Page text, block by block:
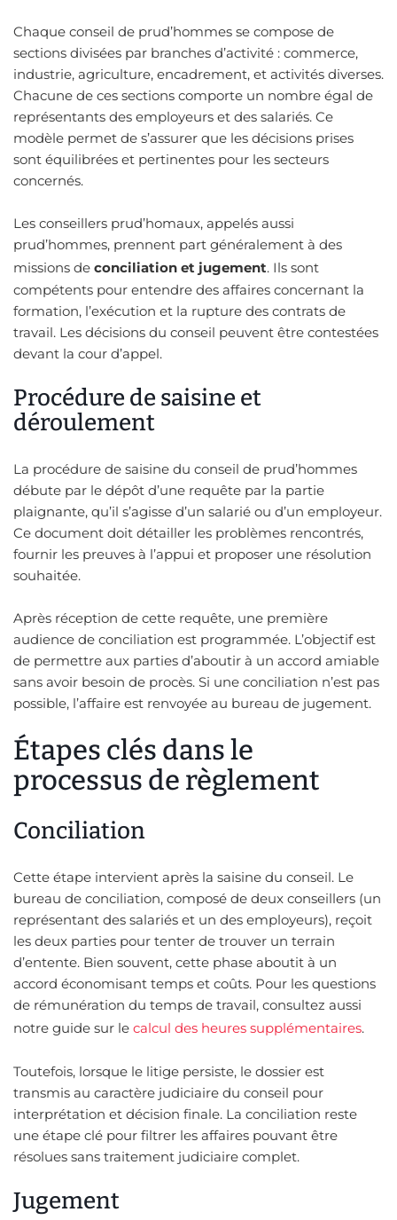
Chaque conseil de prud’hommes se compose de
sections divisées par branches d’activité : commerce,
industrie, agriculture, encadrement, et activités diverses.
Chacune de ces sections comporte un nombre égal de
représentants des employeurs et des salariés. Ce
modèle permet de s’assurer que les décisions prises
sont équilibrées et pertinentes pour les secteurs
concernés.
Les conseillers prud’homaux, appelés aussi
prud’hommes, prennent part généralement à des
missions de conciliation et jugement. Ils sont
compétents pour entendre des affaires concernant la
formation, l’exécution et la rupture des contrats de
travail. Les décisions du conseil peuvent être contestées
devant la cour d’appel.
Procédure de saisine et
déroulement
La procédure de saisine du conseil de prud’hommes
débute par le dépôt d’une requête par la partie
plaignante, qu’il s’agisse d’un salarié ou d’un employeur.
Ce document doit détailler les problèmes rencontrés,
fournir les preuves à l’appui et proposer une résolution
souhaitée.
Après réception de cette requête, une première
audience de conciliation est programmée. L’objectif est
de permettre aux parties d’aboutir à un accord amiable
sans avoir besoin de procès. Si une conciliation n’est pas
possible, l’affaire est renvoyée au bureau de jugement.
Étapes clés dans le
processus de règlement
Conciliation
Cette étape intervient après la saisine du conseil. Le
bureau de conciliation, composé de deux conseillers (un
représentant des salariés et un des employeurs), reçoit
les deux parties pour tenter de trouver un terrain
d’entente. Bien souvent, cette phase aboutit à un
accord économisant temps et coûts. Pour les questions
de rémunération du temps de travail, consultez aussi
notre guide sur le calcul des heures supplémentaires.
Toutefois, lorsque le litige persiste, le dossier est
transmis au caractère judiciaire du conseil pour
interprétation et décision finale. La conciliation reste
une étape clé pour filtrer les affaires pouvant être
résolues sans traitement judiciaire complet.
Jugement